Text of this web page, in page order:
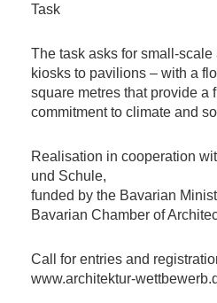
Task
The task asks for small-scale
kiosks to pavilions – with a
square metres that provide a
commitment to climate and
Realisation in cooperation
und Schule,
funded by the Bavarian
Bavarian Chamber of
Call for entries and
www.architektur-